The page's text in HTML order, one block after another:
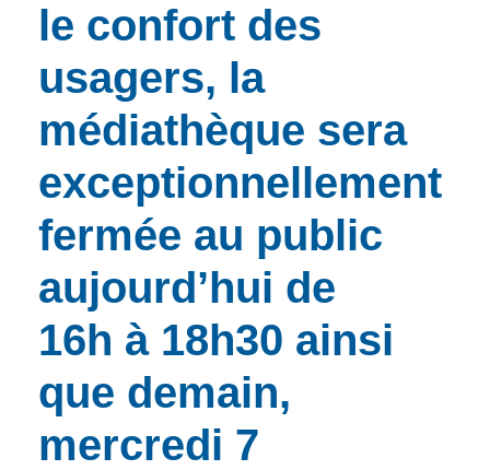
le confort des
usagers, la
médiathèque sera
exceptionnellement
fermée au public
aujourd’hui de
16h à 18h30 ainsi
que demain,
mercredi 7